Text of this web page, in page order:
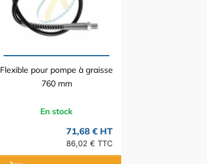
Flexible pour pompe à graisse
760 mm
En stock
71,68 € HT
86,02 € TTC